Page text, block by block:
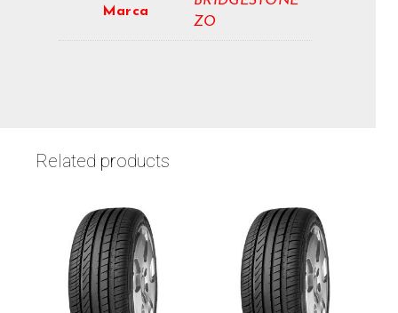
Marca
ZO
Related products